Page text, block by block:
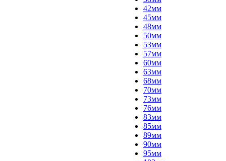
42мм
45мм
48мм
50мм
53мм
57мм
60мм
63мм
68мм
70мм
73мм
76мм
83мм
85мм
89мм
90мм
95мм